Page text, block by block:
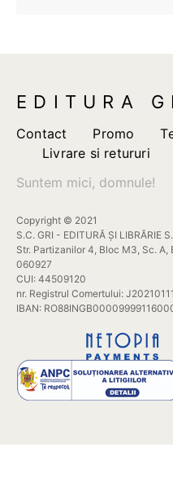
EDITURA
Contact Promo
Livrare si retururi
Suntem mici, domnule!
Copyright © 2021
S.C. GRI - EDITURĂ ȘI LIBRĂRIE
Str. Partizanilor 4, Bloc M3, Sc.
060927
CUI: 44509120
nr. Registrul Comertului:
IBAN: